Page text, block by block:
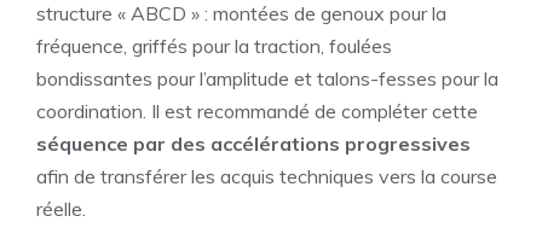
structure « ABCD » : montées de genoux pour la
fréquence, griffés pour la traction, foulées
bondissantes pour l’amplitude et talons-fesses pour la
coordination. Il est recommandé de compléter cette
séquence par des accélérations progressives
afin de transférer les acquis techniques vers la course
réelle.